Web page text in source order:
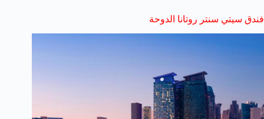
فندق سيتي سنتر روتانا الدوحة